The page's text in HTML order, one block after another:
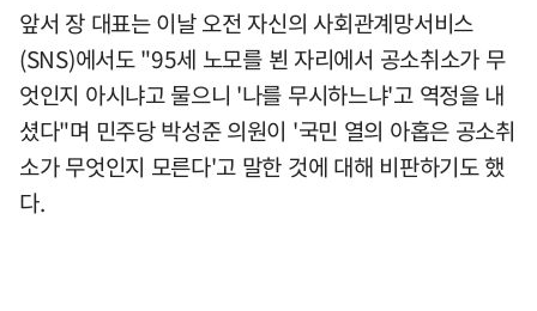
앞서 장 대표는 이날 오전 자신의 사회관계망서비스
(SNS)에서도 "95세 노모를 뵌 자리에서 공소취소가 무
엇인지 아시냐고 물으니 '나를 무시하느냐'고 역정을 내
셨다"며 민주당 박성준 의원이 '국민 열의 아홉은 공소취
소가 무엇인지 모른다'고 말한 것에 대해 비판하기도 했
다.